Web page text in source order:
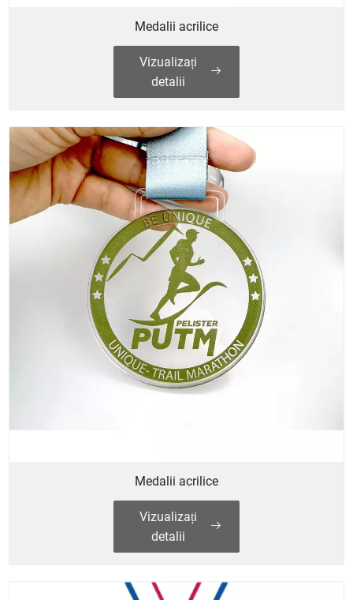
Medalii acrilice
Vizualizați
detalii
Medalii acrilice
Vizualizați
detalii